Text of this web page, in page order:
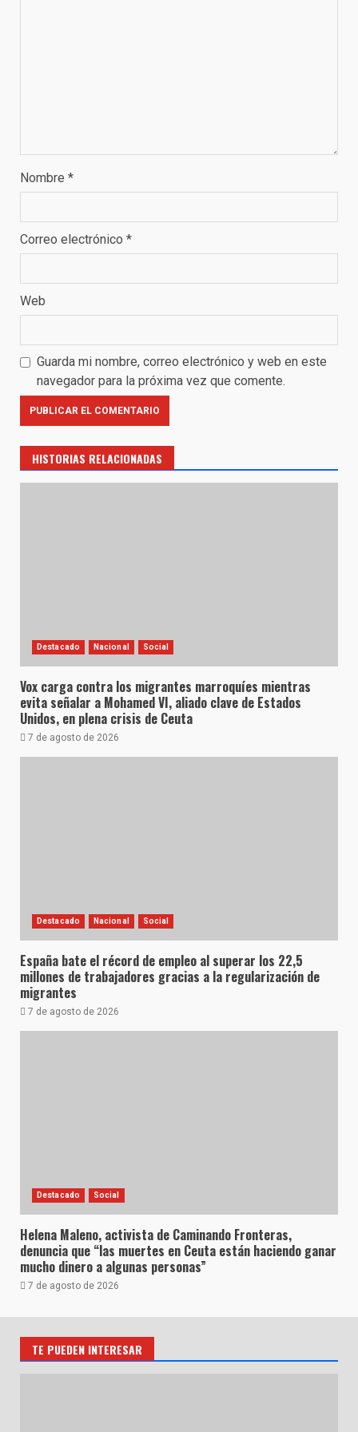
Nombre *
Correo electrónico *
Web
Guarda mi nombre, correo electrónico y web en este
navegador para la próxima vez que comente.
HISTORIAS RELACIONADAS
Destacado Nacional Social
Vox carga contra los migrantes marroquíes mientras
evita señalar a Mohamed VI, aliado clave de Estados
Unidos, en plena crisis de Ceuta
7 de agosto de 2026
Destacado Nacional Social
España bate el récord de empleo al superar los 22,5
millones de trabajadores gracias a la regularización de
migrantes
7 de agosto de 2026
Destacado Social
Helena Maleno, activista de Caminando Fronteras,
denuncia que “las muertes en Ceuta están haciendo ganar
mucho dinero a algunas personas”
7 de agosto de 2026
TE PUEDEN INTERESAR